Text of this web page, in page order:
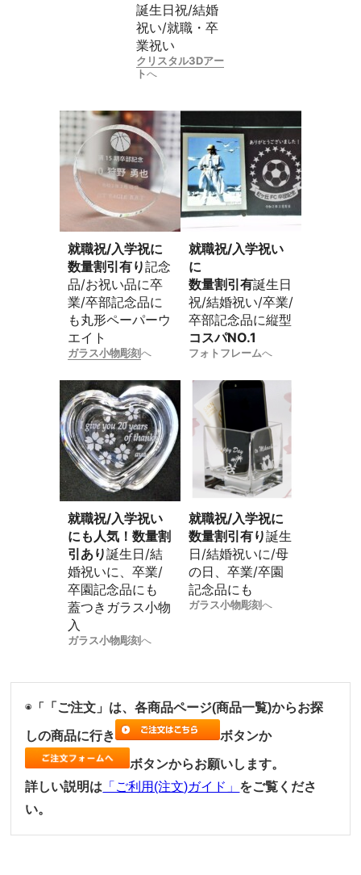
誕生日祝/結婚
祝い/就職・卒
業祝い
クリスタル3Dアー
トへ
就職祝/入学祝に
数量割引有り記念
品/お祝い品に卒
業/卒部記念品に
も丸形ペーパーウ
エイト
ガラス小物彫刻へ
就職祝/入学祝い
に
数量割引有誕生日
祝/結婚祝い/卒業/
卒部記念品に縦型
コスパNO.1
フォトフレームへ
就職祝/入学祝い
にも人気！数量割
引あり誕生日/結
婚祝いに、卒業/
卒園記念品にも
蓋つきガラス小物
入
ガラス小物彫刻へ
就職祝/入学祝に
数量割引有り誕生
日/結婚祝いに/母
の日、卒業/卒園
記念品にも
ガラス小物彫刻へ
◉ 「 「ご注文」は、各商品ページ(商品一覧)からお探
しの商品に行き ボタンか
ボタンからお願いします。
詳しい説明は 「ご利用(注文)ガイド」 をご覧くださ
い。